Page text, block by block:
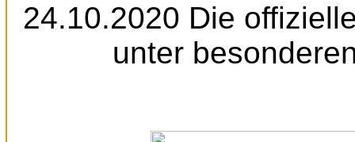
24.10.2020 Die
unter